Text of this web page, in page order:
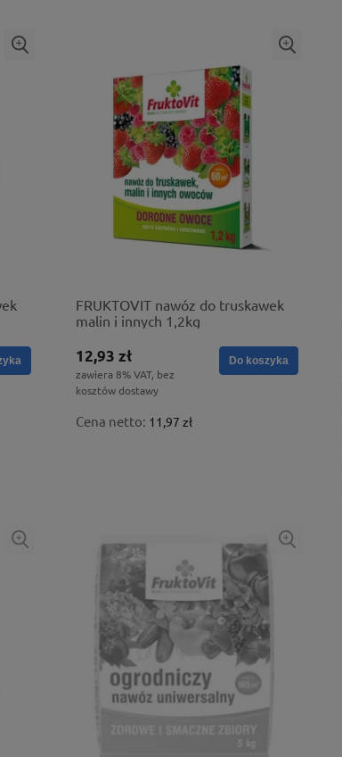
FRUKTOVIT nawóz do truskawek
malin i innych 1,2kg
12,93 zł
zawiera 8% VAT, bez
kosztów dostawy
Cena netto: 11,97 zł
Do koszyka